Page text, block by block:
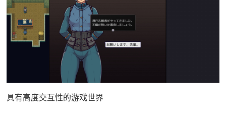
具有高度交互性的游戏世界